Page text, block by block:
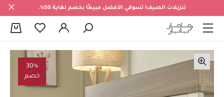
تنزيلات الصيف! تسوقي الأفضل مبيعًا بخصم لغاية 50%.
30%
خصم